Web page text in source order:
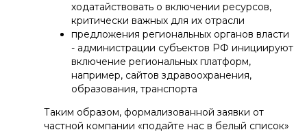
ходатайствовать о включении ресурсов,
критически важных для их отрасли
предложения региональных органов власти
- администрации субъектов РФ инициируют
включение региональных платформ,
например, сайтов здравоохранения,
образования, транспорта
Таким образом, формализованной заявки от
частной компании «подайте нас в белый список»